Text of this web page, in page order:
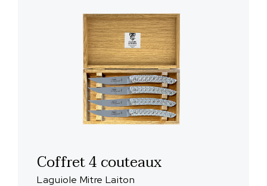
Coffret 4 couteaux
Laguiole Mitre Laiton